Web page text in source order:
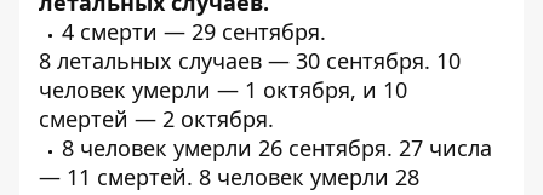
4 смерти — 29 сентября.
8 летальных случаев — 30 сентября. 10
человек умерли — 1 октября, и 10
смертей — 2 октября.
8 человек умерли 26 сентября. 27 числа
— 11 смертей. 8 человек умерли 28